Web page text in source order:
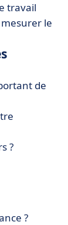
travail
le
de
?
?